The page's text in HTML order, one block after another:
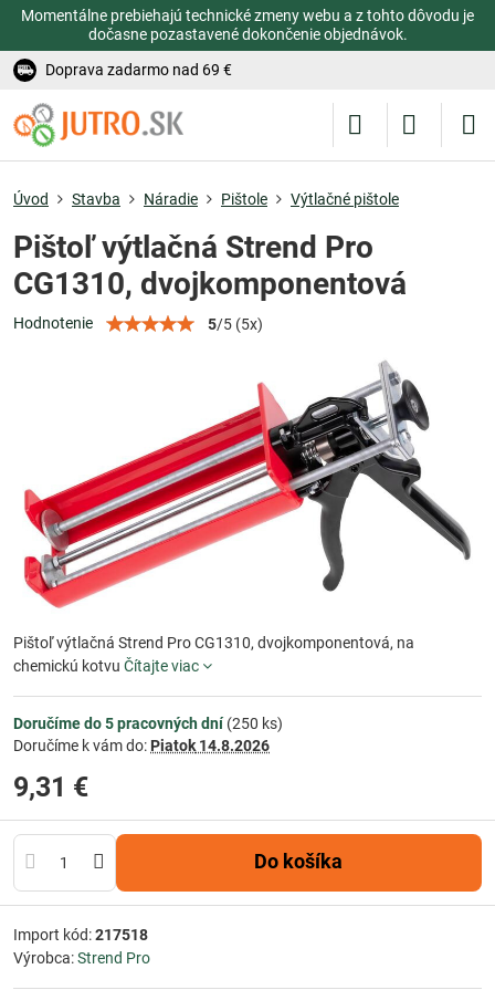
Momentálne prebiehajú technické zmeny webu a z tohto dôvodu je
dočasne pozastavené dokončenie objednávok.
Doprava zadarmo nad 69 €
Úvod Stavba Náradie Pištole Výtlačné pištole
Pištoľ výtlačná Strend Pro
CG1310, dvojkomponentová
Hodnotenie 5/5 (5x)
Pištoľ výtlačná Strend Pro CG1310, dvojkomponentová, na
chemickú kotvu Čítajte viac
Doručíme do 5 pracovných dní(250 ks)
Doručíme k vám do: Piatok 14.8.2026
9,31 €
Do košíka
Import kód:217518
Výrobca:Strend Pro